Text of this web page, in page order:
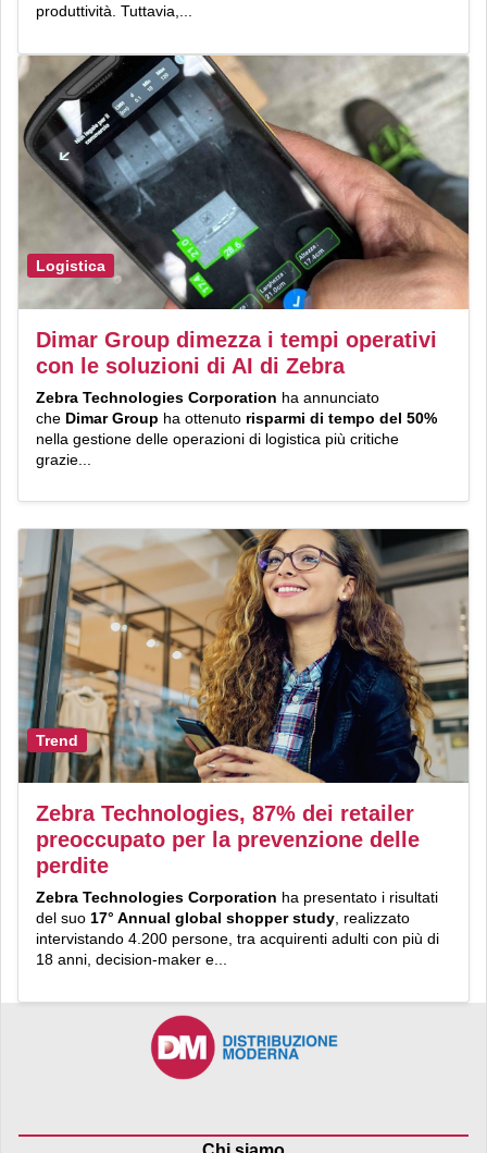
produttività. Tuttavia,...
Logistica
Dimar Group dimezza i tempi operativi
con le soluzioni di AI di Zebra
Zebra Technologies Corporation ha annunciato
che DimarGroup ha ottenuto risparmi di tempo del 50%
nella gestione delle operazioni di logistica più critiche
grazie...
Trend
Zebra Technologies, 87% dei retailer
preoccupato per la prevenzione delle
perdite
Zebra Technologies Corporation ha presentato i risultati
del suo 17° Annual global shopper study, realizzato
intervistando 4.200 persone, tra acquirenti adulti con più di
18 anni, decision-maker e...